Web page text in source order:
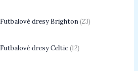
Futbalové dresy Brighton 23
Futbalové dresy Celtic 12